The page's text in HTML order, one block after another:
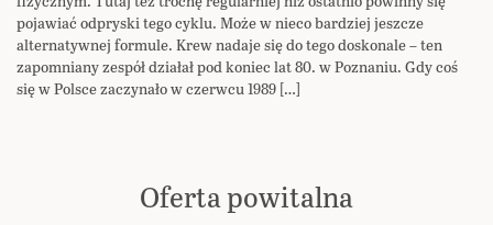
pojawiać odpryski tego cyklu. Może w nieco bardziej jeszcze
alternatywnej formule. Krew nadaje się do tego doskonale – ten
zapomniany zespół działał pod koniec lat 80. w Poznaniu. Gdy coś
się w Polsce zaczynało w czerwcu 1989 […]
Oferta powitalna